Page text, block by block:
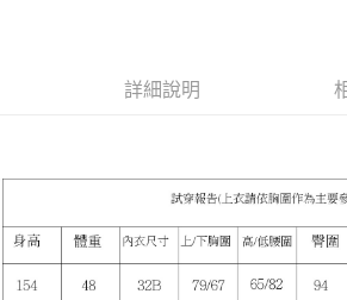
ATM／網路銀行／等多元方式進行付款，方視為交
※ 請注意：結帳手續完成當下不需立刻繳費，但
是否繳費成功／繳費後需取消欲退款等相關疑問
https://
【注意事項】
１．透過由恩沛科技股份有限公司提供之「
易，需依本服務之必要範圍內提供個人資料，並
每筆NT$85，滿NT$799(含以上)免運費
宅配
詳細說明